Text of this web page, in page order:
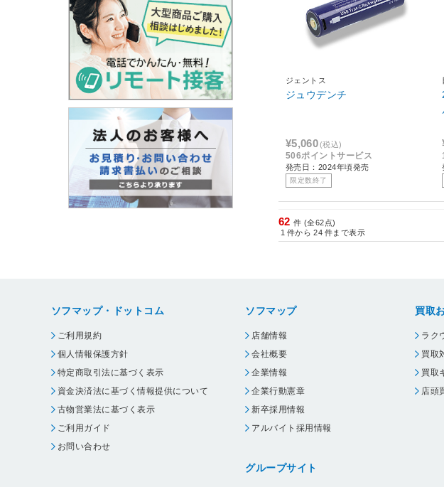
ジェントス
ジュウデンチ
¥5,060(税込)
506ポイントサービス
発売日：2024年頃発売
限定数終了
62 件 (全62点)
1 件から 24 件まで表示
ソフマップ・ドットコム
ご利用規約
個人情報保護方針
特定商取引法に基づく表示
資金決済法に基づく情報提供について
古物営業法に基づく表示
ご利用ガイド
お問い合わせ
ソフマップ
店舗情報
会社概要
企業情報
企業行動憲章
新卒採用情報
アルバイト採用情報
グループサイト
買取
ラク
買取
買取
店頭